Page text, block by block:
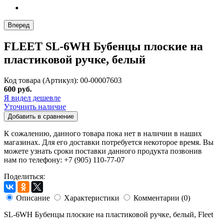
Вперед
FLEET SL-6WH Бубенцы плоские на
пластиковой ручке, белый
Код товара (Артикул): 00-00007603
600 руб.
Я видел дешевле
Уточнить наличие
Добавить в сравнение
К сожалению, данного товара пока нет в наличии в наших
магазинах. Для его доставки потребуется некоторое время. Вы
можете узнать сроки поставки данного продукта позвонив
нам по телефону: +7 (905) 110-77-07
Поделиться:
Описание Характеристики
Комментарии (0)
SL-6WH Бубенцы плоские на пластиковой ручке, белый, Fleet